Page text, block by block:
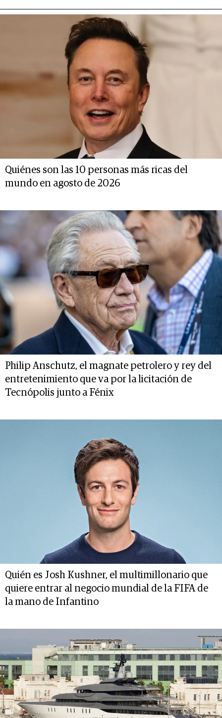
Quiénes son las 10 personas más ricas del
mundo en agosto de 2026
Philip Anschutz, el magnate petrolero y rey del
entretenimiento que va por la licitación de
Tecnópolis junto a Fénix
Quién es Josh Kushner, el multimillonario que
quiere entrar al negocio mundial de la FIFA de
la mano de Infantino